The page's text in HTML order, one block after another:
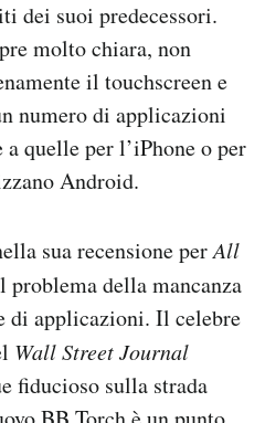
dei suoi predecessori.
molto chiara, non
il touchscreen e
numero di applicazioni
quelle per l’iPhone o per
Android.
sua recensione perAll
problema della mancanza
di applicazioni. Il celebre
Wall Street Journal
fiducioso sulla strada